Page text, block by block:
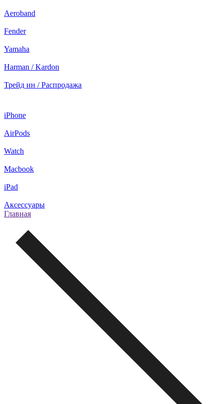
Aeroband
Fender
Yamaha
Harman / Kardon
Трейд ин / Распродажа
iPhone
AirPods
Watch
Macbook
iPad
Аксессуары
Главная